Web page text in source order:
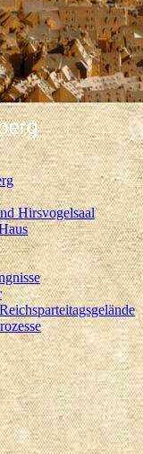
Hirsvogelsaal